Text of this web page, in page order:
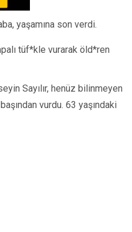
yaşamına son verdi.
tüf*kle vurarak öld*ren
Sayılır, henüz bilinmeyen
vurdu. 63 yaşındaki